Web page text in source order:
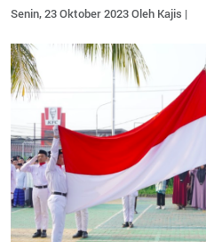
Senin, 23 Oktober 2023 Oleh Kajis |